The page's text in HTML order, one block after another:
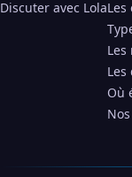
Discuter avec LolaLes
Les
Les
Où